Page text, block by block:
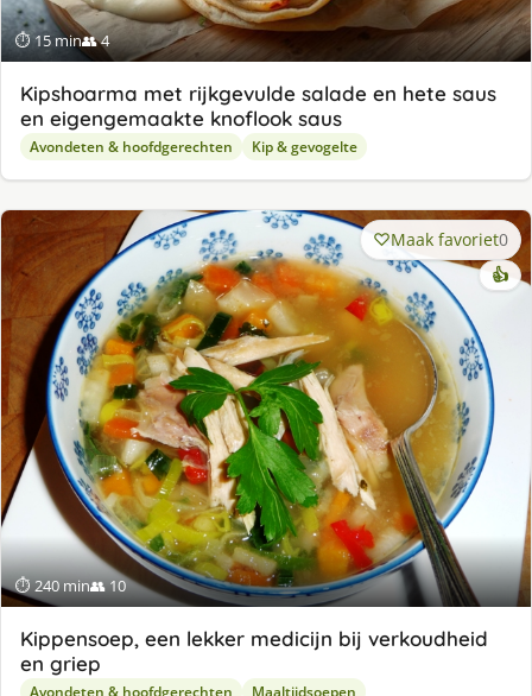
⏱ 15 min👥 4
Kipshoarma met rijkgevulde salade en hete saus
en eigengemaakte knoflook saus
Avondeten & hoofdgerechten Kip & gevogelte
⏱ 240 min👥 10
Maak favoriet0
👍
Kippensoep, een lekker medicijn bij verkoudheid
en griep
Avondeten & hoofdgerechten Maaltijdsoepen